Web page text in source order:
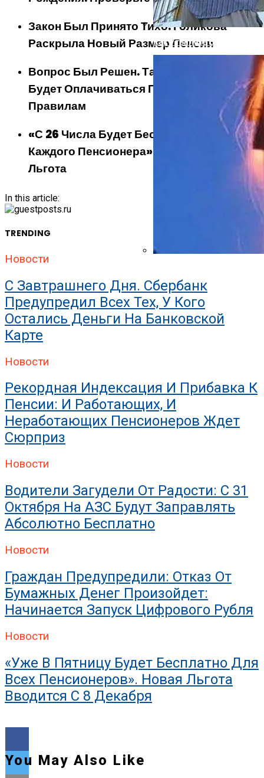
Как Утеплить Баню
Закон Был Принято Тихо: Голикова
Раскрыла Новый Размер Пенсии
Вопрос Был Решен. Такая Работа Теперь
Будет Оплачиваться По Новым
Правилам
«С 26 Числа Будет Бесплатно Для
Каждого Пенсионера». Вводится Новая
Льгота
In this article:
TRENDING
Новости
С Завтрашнего Дня. Сбербанк
Предупредил Всех Тех, У Кого
Остались Деньги На Банковской
Карте
Новости
Рекордная Индексация И Прибавка К
Пенсии: И Работающих, И
Неработающих Пенсионеров Ждет
Сюрприз
Новости
Водители Загудели От Радости: С 31
Октября На АЗС Будут Заправлять
Абсолютно Бесплатно
Новости
Граждан Предупредили: Отказ От
Бумажных Денег Произойдет:
Начинается Запуск Цифрового Рубля
Новости
«Уже В Пятницу Будет Бесплатно Для
Всех Пенсионеров». Новая Льгота
Вводится С 8 Декабря
You May Also Like